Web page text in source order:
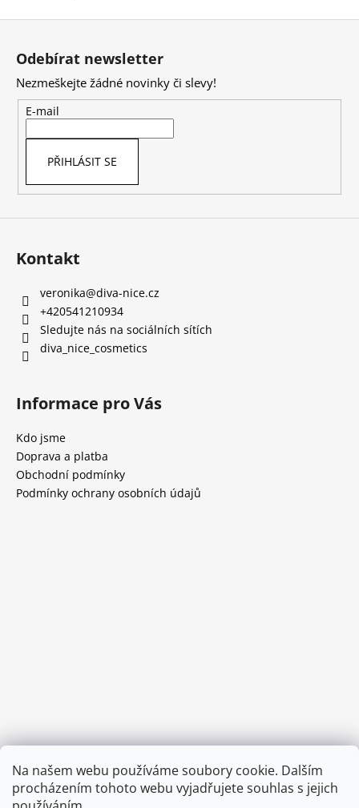
Na našem webu používáme soubory cookie. Dalším
procházením tohoto webu vyjadřujete souhlas s jejich
Z
Odebírat newsletter
Nezmeškejte žádné novinky či slevy!
E-mail
PŘIHLÁSIT SE
Kontakt
veronika@diva-nice.cz
+420541210934
Sledujte nás na sociálních sítích
diva_nice_cosmetics
Informace pro Vás
Kdo jsme
Doprava a platba
Obchodní podmínky
Podmínky ochrany osobních údajů
Provozní doba:
8.00 - 15.00 hod (pondělí - pátek)